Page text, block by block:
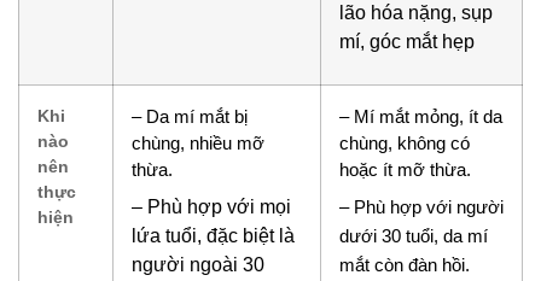
lão hóa nặng, sụp
mí, góc mắt hẹp
Khi
nào
nên
thực
hiện
– Da mí mắt bị
chùng, nhiều mỡ
thừa.
– Phù hợp với mọi
lứa tuổi, đặc biệt là
người ngoài 30
– Mí mắt mỏng, ít da
chùng, không có
hoặc ít mỡ thừa.
– Phù hợp với người
dưới 30 tuổi, da mí
mắt còn đàn hồi.